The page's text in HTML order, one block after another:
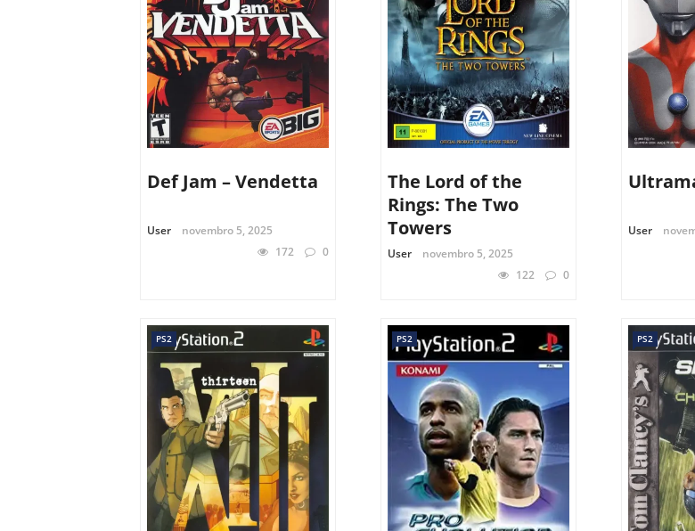
Def Jam – Vendetta
User
novembro 5, 2025
172
0
The Lord of the
Rings: The Two
Towers
User
novembro 5, 2025
122
0
User
PS2 PS2 PS2